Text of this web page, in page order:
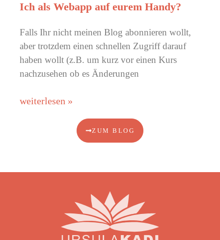
Ich als Webapp auf eurem Handy?
Falls Ihr nicht meinen Blog abonnieren wollt,
aber trotzdem einen schnellen Zugriff darauf
haben wollt (z.B. um kurz vor einen Kurs
nachzusehen ob es Änderungen
weiterlesen »
ZUM BLOG